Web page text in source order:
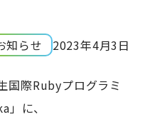
知らせ 2023年4月3日
国際Rubyプログラミ
に、